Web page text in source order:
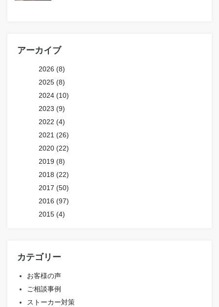
アーカイブ
2026 (8)
2025 (8)
2024 (10)
2023 (9)
2022 (4)
2021 (26)
2020 (22)
2019 (8)
2018 (22)
2017 (50)
2016 (97)
2015 (4)
カテゴリー
お客様の声
ご相談事例
ストーカー対策